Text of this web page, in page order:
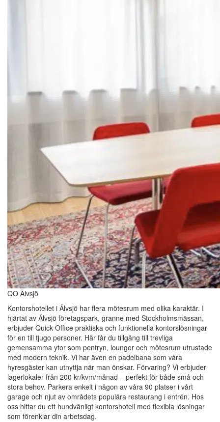
QO Älvsjö
Kontorshotellet i Älvsjö har flera mötesrum med olika karaktär. I
hjärtat av Älvsjö företagspark, granne med Stockholmsmässan,
erbjuder Quick Office praktiska och funktionella kontorslösningar
för en till tjugo personer. Här får du tillgång till trevliga
gemensamma ytor som pentryn, lounger och mötesrum utrustade
med modern teknik. Vi har även en padelbana som våra
hyresgäster kan utnyttja när man önskar. Förvaring? Vi erbjuder
lagerlokaler från 200 kr/kvm/månad – perfekt för både små och
stora behov. Parkera enkelt i någon av våra 90 platser i vårt
garage och njut av områdets populära restaurang i entrén. Hos
oss hittar du ett hundvänligt kontorshotell med flexibla lösningar
som förenklar din arbetsdag.